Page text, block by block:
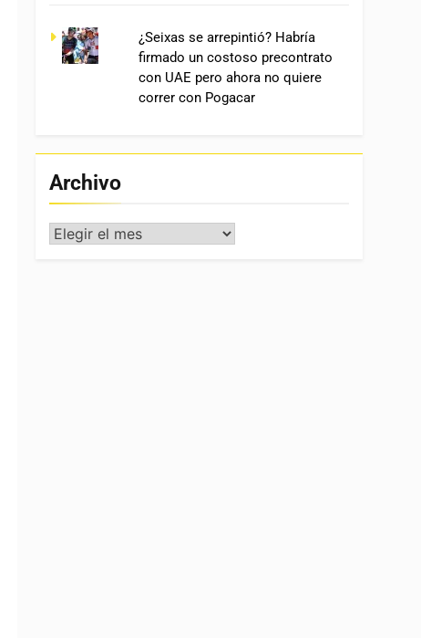
¿Seixas se arrepintió? Habría
firmado un costoso precontrato
con UAE pero ahora no quiere
correr con Pogacar
Archivo
Archivo